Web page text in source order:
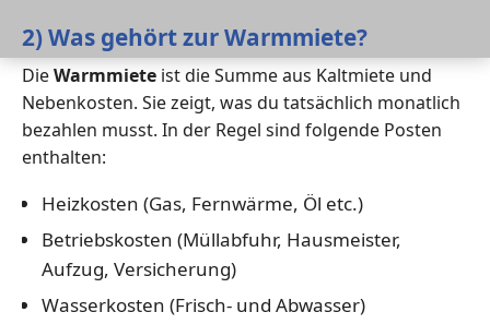
2) Was gehört zur Warmmiete?
DieWarmmiete ist die Summe aus Kaltmiete und
Nebenkosten. Sie zeigt, was du tatsächlich monatlich
bezahlen musst. In der Regel sind folgende Posten
enthalten:
Heizkosten (Gas, Fernwärme, Öl etc.)
Betriebskosten (Müllabfuhr, Hausmeister,
Aufzug, Versicherung)
Wasserkosten (Frisch- und Abwasser)